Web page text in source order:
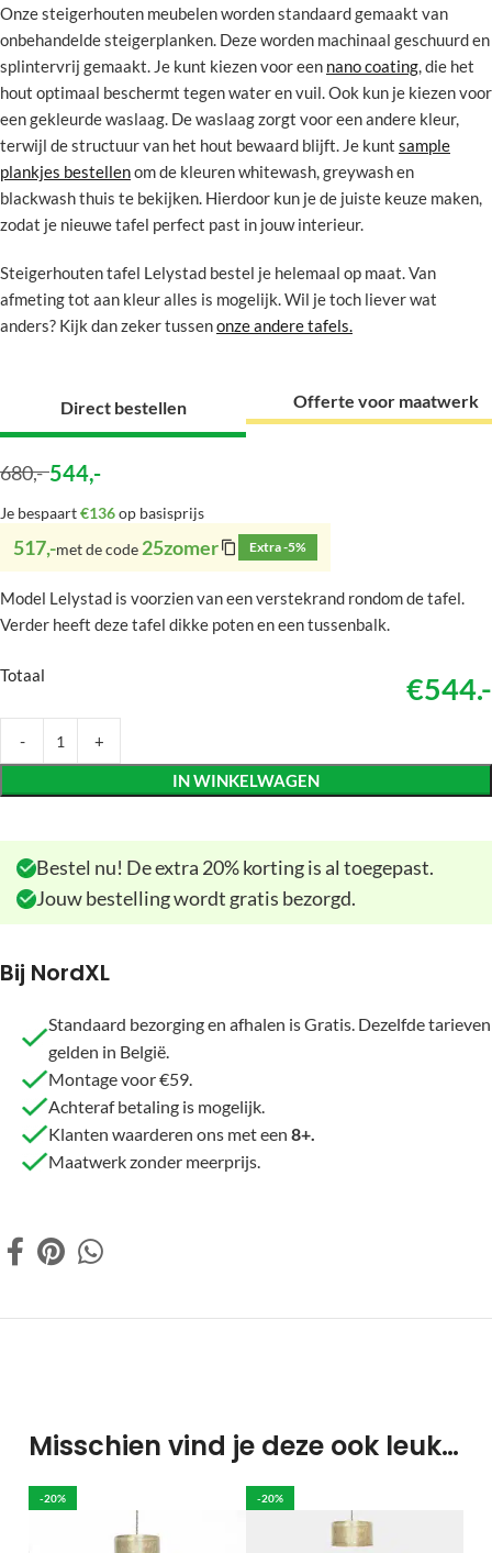
Onze steigerhouten meubelen worden standaard gemaakt van
onbehandelde steigerplanken. Deze worden machinaal geschuurd en
splintervrij gemaakt. Je kunt kiezen voor een nano coating, die het
hout optimaal beschermt tegen water en vuil. Ook kun je kiezen voor
een gekleurde waslaag. De waslaag zorgt voor een andere kleur,
terwijl de structuur van het hout bewaard blijft. Je kunt sample
plankjes bestellenom de kleuren whitewash, greywash en
blackwash thuis te bekijken. Hierdoor kun je de juiste keuze maken,
zodat je nieuwe tafel perfect past in jouw interieur.
Steigerhouten tafel Lelystad bestel je helemaal op maat. Van
afmeting tot aan kleur alles is mogelijk. Wil je toch liever wat
anders? Kijk dan zeker tussenonze andere tafels.
Direct bestellen Offerte voor maatwerk
680,- 544,-
Je bespaart€136op basisprijs
517,-met de code 25zomer Extra -5%
Model Lelystad is voorzien van een verstekrand rondom de tafel.
Verder heeft deze tafel dikke poten en een tussenbalk.
Totaal €544.-
IN WINKELWAGEN
Bestel nu! De extra 20% korting is al toegepast.
Jouw bestelling wordt gratis bezorgd.
Bij NordXL
Standaard bezorging en afhalen is Gratis. Dezelfde tarieven
gelden in België.
Montage voor €59.
Achteraf betaling is mogelijk.
Klanten waarderen ons met een 8+.
Maatwerk zonder meerprijs.
Misschien vind je deze ook leuk…
-20% -20%